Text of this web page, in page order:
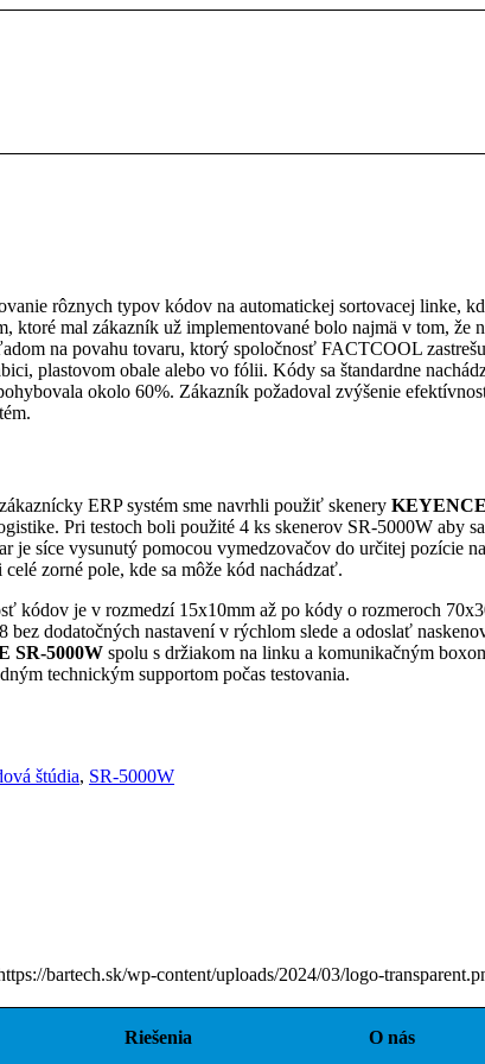
rôznych typov kódov na automatickej sortovacej linke,
ktoré mal zákazník už implementované bolo najmä v tom, že
na povahu tovaru, ktorý spoločnosť FACTCOOL
plastovom obale alebo vo fólii. Kódy sa štandardne
okolo 60%. Zákazník požadoval zvýšenie
ERP systém sme navrhli použiť skenery
Pri testoch boli použité 4 ks skenerov SR-5000W aby
je síce vysunutý pomocou vymedzovačov do určitej pozície
zorné pole, kde sa môže kód nachádzať.
kódov je v rozmedzí 15x10mm až po kódy o rozmeroch
dodatočných nastavení v rýchlom slede a odoslať
SR-5000W spolu s držiakom na linku a komunikačným
technickým supportom počas testovania.
štúdia, SR-5000W
bartech.sk/wp-content/uploads/2024/03/logo-
Riešenia O nás